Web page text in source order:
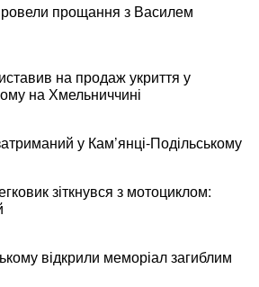
прощання з Василем
на продаж укриття у
на Хмельниччині
у Кам’янці-Подільському
зіткнувся з мотоциклом:
відкрили меморіал загиблим